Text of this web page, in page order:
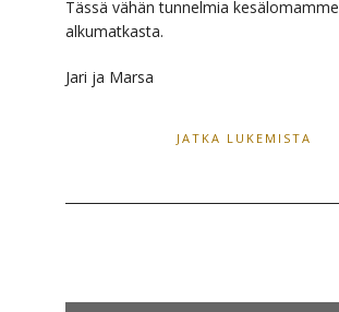
Tässä vähän tunnelmia kesälomamme
alkumatkasta.
Jari ja Marsa
JATKA LUKEMISTA